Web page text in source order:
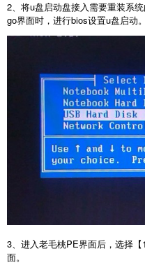
2、将u盘启动盘接入需要重装系
go界面时，进行bios设置u盘启动。
3、进入老毛桃PE界面后，选择
面。